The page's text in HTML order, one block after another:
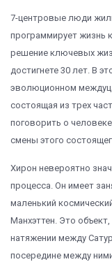
7-центровые люди
программирует жизнь
решение ключевых
достигнете 30 лет. В
эволюционном
состоящая из трех
поговорить о
смены этого
Хирон невероятно
процесса. Он имеет
маленький
Манхэттен. Это
натяжении между
посередине между